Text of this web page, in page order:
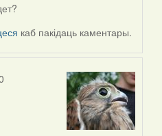
каб пакідаць каментары.